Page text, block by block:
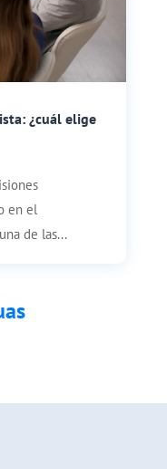
¿cuál elige
en el
de las...